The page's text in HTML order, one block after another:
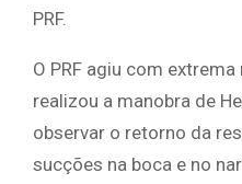
PRF.
O PRF agiu com
realizou a manobra de
observar o retorno da
sucções na boca e no